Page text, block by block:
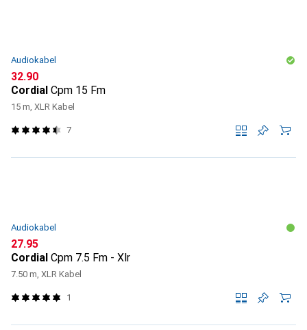
Audiokabel
CHF
32.90
Cordial Cpm 15 Fm
15 m, XLR Kabel
7
Audiokabel
CHF
27.95
Cordial Cpm 7.5 Fm - Xlr
7.50 m, XLR Kabel
1